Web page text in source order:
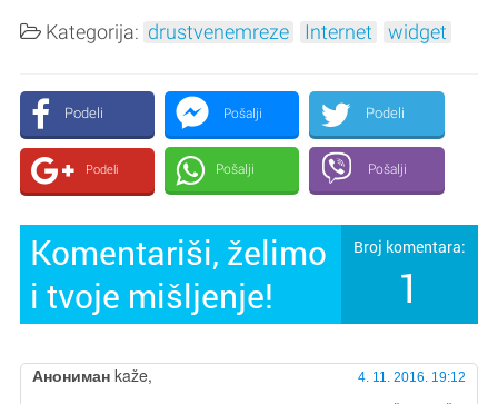
Kategorija: drustvenemreze Internet widget
Podeli Pošalji Podeli
Podeli Pošalji Pošalji
Komentariši, želimo
i tvoje mišljenje!
Broj komentara:
1
Анониман kaže, 4. 11. 2016. 19:12